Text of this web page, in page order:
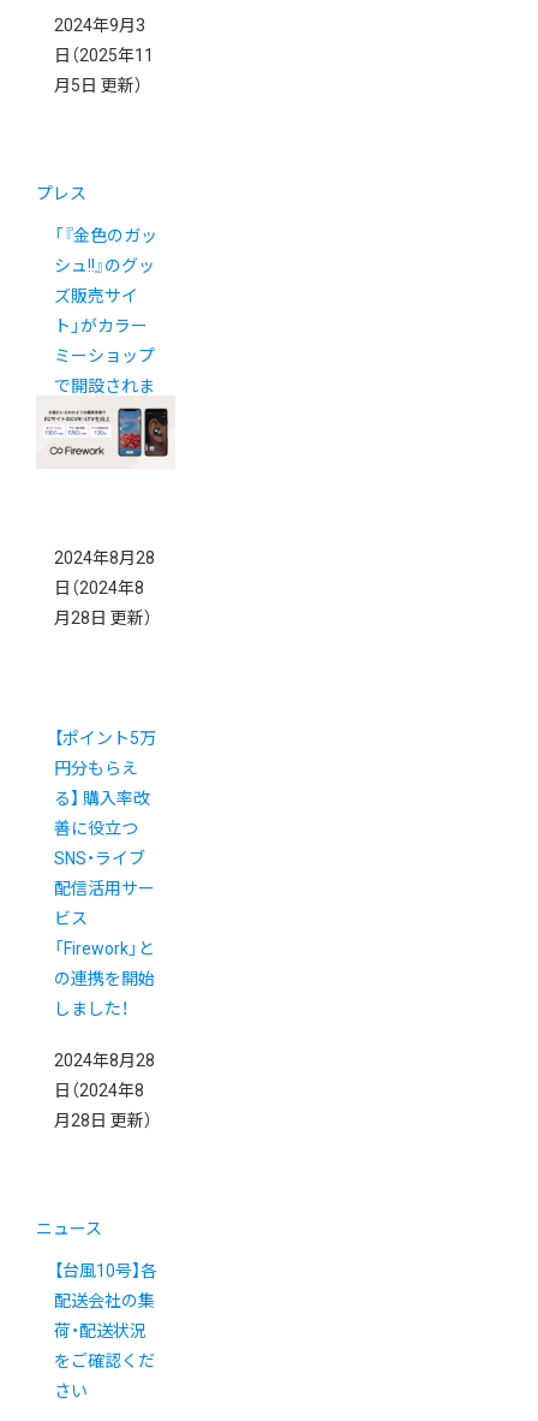
2024年9月3
日 （2025年11
月5日 更新）
プレス
「『金色のガッ
シュ!!』のグッ
ズ販売サイ
ト」がカラー
ミーショップ
で開設されま
した
2024年8月28
日 （2024年8
月28日 更新）
【ポイント5万
円分もらえ
る】 購入率改
善に役立つ
SNS・ライブ
配信活用サー
ビス
「Firework」と
の連携を開始
しました！
2024年8月28
日 （2024年8
月28日 更新）
ニュース
【台風10号】各
配送会社の集
荷・配送状況
をご確認くだ
さい